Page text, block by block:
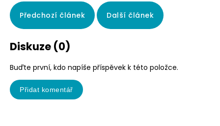
Předchozí článek Další článek
Diskuze (0)
Buďte první, kdo napíše příspěvek k této položce.
Přidat komentář